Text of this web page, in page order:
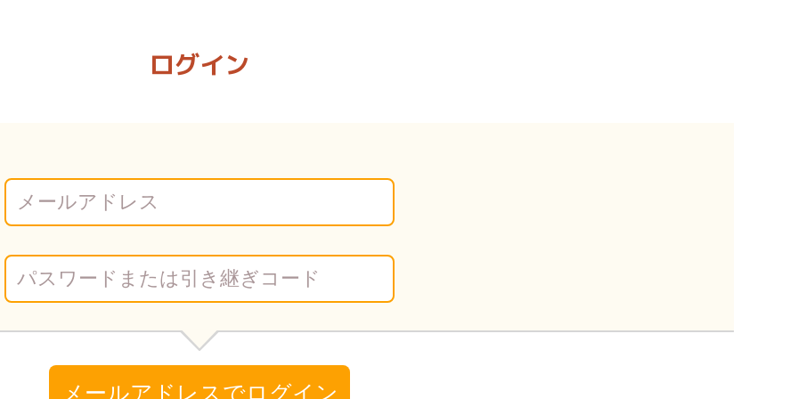
ログイン
メールアドレスでログイン